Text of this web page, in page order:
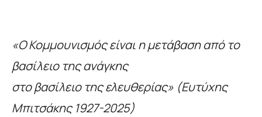
«Ο Κομμουνισμός είναι η μετάβαση από το
βασίλειο της ανάγκης
στο βασίλειο της ελευθερίας» (Ευτύχης
Μπιτσάκης 1927-2025)